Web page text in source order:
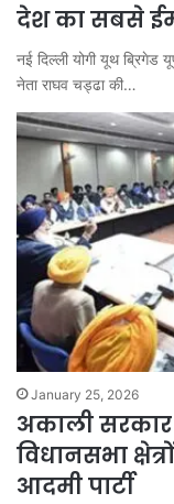
देश का सबसे
नई दिल्ली योगी यूथ
नेता राघव चड्ढा की…
January 25, 2026
अकाली
विधानसभा
आदमी पार्टी